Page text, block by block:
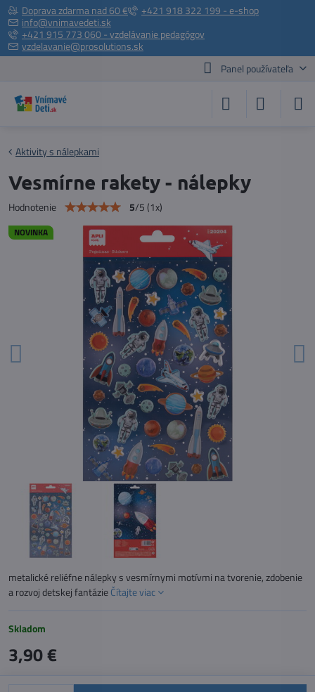
Doprava zdarma nad 60 €
+421 918 322 199 - e-shop
info@vnimavedeti.sk
+421 915 773 060 - vzdelávanie pedagógov
vzdelavanie@prosolutions.sk
Panel používateľa
NOVINKA
Aktivity s nálepkami
Vesmírne rakety - nálepky
Hodnotenie 5/5(1x)
metalické reliéfne nálepky s vesmírnymi motívmi na tvorenie, zdobenie
a rozvoj detskej fantázieČítajte viac
Skladom
3,90 €